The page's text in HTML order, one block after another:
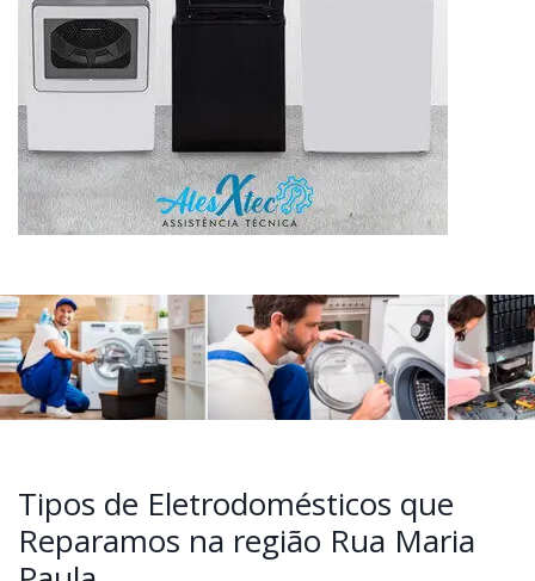
Tipos de Eletrodomésticos que
Reparamos na região Rua Maria